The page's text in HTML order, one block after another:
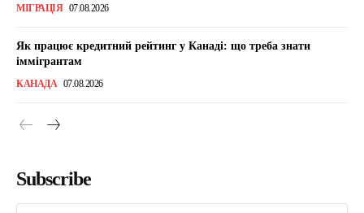
МІГРАЦІЯ 07.08.2026
Як працює кредитний рейтинг у Канаді: що треба знати
іммігрантам
КАНАДА 07.08.2026
Subscribe